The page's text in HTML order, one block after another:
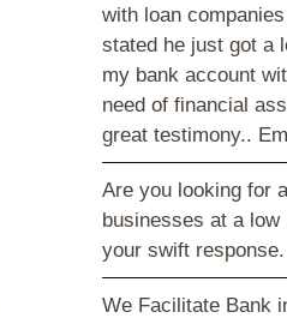
with loan
stated he just got a
my bank account
need of financial
great testimony..
Are you looking for
businesses at a
your swift
We Facilitate Bank